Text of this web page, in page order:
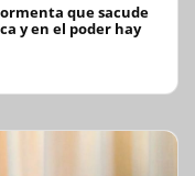
que sacude
y en el poder hay